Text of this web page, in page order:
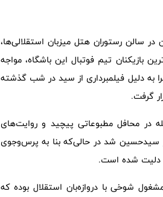
سالن رستوران هتل میزبان استقلالی‌ها،
تیم فوتبال این باشگاه، مواجه
به دلیل فیلمبرداری از سید در شب گذشته
گرفت.
در محافل مطبوعاتی پیچید و روایت‌های
سیدحسین شد در حالی‌که بنا به پرس‌وجوی
دلیت شده است.
شوخی با دروازه‌بان استقلال بوده که